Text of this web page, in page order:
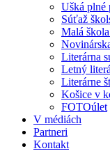
Ušká plné
Súťaž
Malá
Literárna
Letný
Literárne
Košice v
FOTOúlet
V médiách
Partneri
Kontakt